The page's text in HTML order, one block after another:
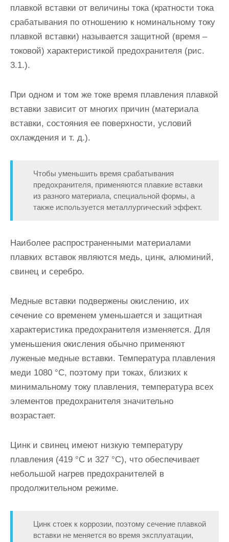
плавкой вставки от величины тока (кратности тока
срабатывания по отношению к номинальному току
плавкой вставки) называется защитной (время –
токовой) характери­стикой предохранителя (рис.
3.1.).
При одном и том же токе время плавления плавкой
вставки зависит от многих причин (материала
вставки, состояния ее поверхности, условий
охлаждения и т. д.).
Что­бы уменьшить время срабатывания
предохранителя, применяются плавкие вставки
из разного материала, специальной формы, а
также используется металлургический эффект.
Наиболее распространенными материалами
плавких вставок яв­ляются медь, цинк, алюминий,
свинец и серебро.
Медные вставки подвержены окислению, их
сечение со време­нем уменьшается и защитная
характеристика предохранителя изменя­ется. Для
уменьшения окисления обычно применяют
луженые мед­ные вставки. Температура плавления
меди 1080 °С, поэтому при токах, близких к
минимальному току плавления, температура всех
элементов предохранителя значительно
возрастает.
Цинк и свинец имеют низкую температуру
плавления (419 °С и 327 °С), что обеспечивает
небольшой нагрев предохранителей в
продолжительном режиме.
Цинк стоек к коррозии, поэтому сечение плавкой
вставки не ме­няется во время эксплуатации,